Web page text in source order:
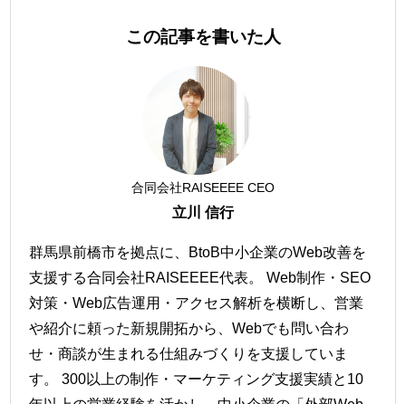
この記事を書いた人
合同会社RAISEEEE CEO
立川 信行
群馬県前橋市を拠点に、BtoB中小企業のWeb改善を
支援する合同会社RAISEEEE代表。 Web制作・SEO
対策・Web広告運用・アクセス解析を横断し、営業
や紹介に頼った新規開拓から、Webでも問い合わ
せ・商談が生まれる仕組みづくりを支援していま
す。 300以上の制作・マーケティング支援実績と10